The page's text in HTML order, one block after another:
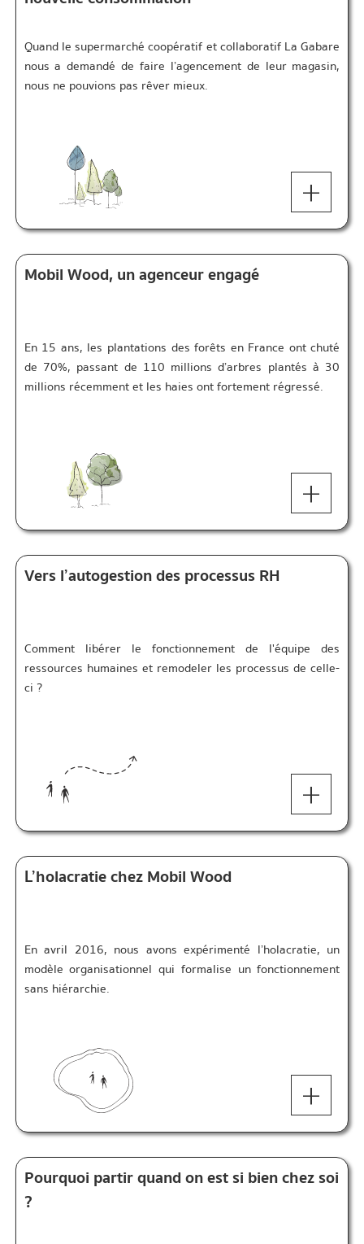
Quand le supermarché coopératif et collaboratif La Gabare
nous a demandé de faire l’agencement de leur magasin,
nous ne pouvions pas rêver mieux.
+
Mobil Wood, un agenceur engagé
En 15 ans, les plantations des forêts en France ont chuté
de 70%, passant de 110 millions d’arbres plantés à 30
millions récemment et les haies ont fortement régressé.
+
Vers l’autogestion des processus RH
Comment libérer le fonctionnement de l'équipe des
ressources humaines et remodeler les processus de celle-
ci ?
+
L’holacratie chez Mobil Wood
En avril 2016, nous avons expérimenté l’holacratie, un
modèle organisationnel qui formalise un fonctionnement
sans hiérarchie.
+
Pourquoi partir quand on est si bien chez soi
?